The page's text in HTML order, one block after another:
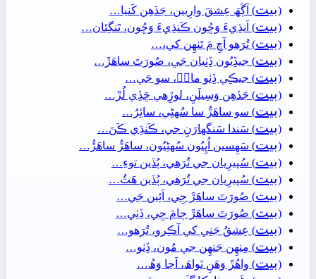
(بيت) آڳَھَ عِشقَ وارِيين، جَڏھِن کَنيا…
(بيت) اَنڌِيءَ وَڇُون ڪَنڌِيءَ وَڇُون، تَنگِئان…
(بيت) تُرَھو آڇِ مَ تَنھِن کي،…
(بيت) جيڏِيُون ڏِٺِيان جَي، صُورَتَ ساھَڙَ…
(بيت) جيڪِي ڏِٺو مانۡ، سو جَي…
(بيت) جَڏھِن وَسِيلَنِ، لوڙِھي ڇَڏِي لُڙَ…
(بيت) سو ساھَڙُ سا سُهڻِي، سائِرُ…
(بيت) سَندا سَنگهارَنِ جي، ڪَنڌِي ڪَنَ…
(بيت) سَھِسين اُڀِيُون سُهڻِيُون، ساھَڙُ ساھَڙُ…
(بيت) سُپيرِيان جي تُرَھي، ٻُڏين توءِ…
(بيت) سُپيرِيان جي تُرَھي، ٻُڏين ھَٿُ…
(بيت) صُورَتَ ساھَڙَ جِي، اَئِين جَي…
(بيت) صُورَتَ ساھَڙَ ڄامَ جِي، ڏِٺِي…
(بيت) عِشقُ جَنِي کي آڪِرو، تُرَھو…
(بيت) مِنھِن جَنھِن جي مُون، ڏِٺو…
(بيت) واھُڙَ وَھَنِ نَواھَ، اَڃا وَھُ…